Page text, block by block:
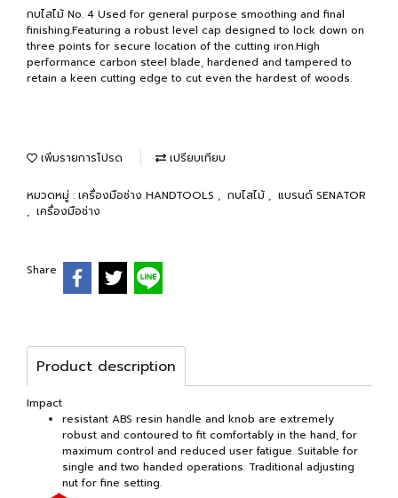
กบไสไม้ No. 4 Used for general purpose smoothing and final
finishing.Featuring a robust level cap designed to lock down on
three points for secure location of the cutting iron.High
performance carbon steel blade, hardened and tampered to
retain a keen cutting edge to cut even the hardest of woods.
เพิ่มรายการโปรด เปรียบเทียบ
หมวดหมู่ : เครื่องมือช่าง HANDTOOLS , กบไสไม้ , แบรนด์ SENATOR
, เครื่องมือช่าง
Share
Product description
Impact
resistant ABS resin handle and knob are extremely
robust and contoured to fit comfortably in the hand, for
maximum control and reduced user fatigue. Suitable for
single and two handed operations. Traditional adjusting
nut for fine setting.